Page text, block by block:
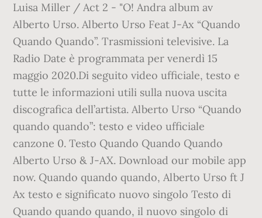
Luisa Miller / Act 2 - "O! Andra album av
Alberto Urso. Alberto Urso Feat J-Ax “Quando
Quando Quando”. Trasmissioni televisive. La
Radio Date è programmata per venerdì 15
maggio 2020.Di seguito video ufficiale, testo e
tutte le informazioni utili sulla nuova uscita
discografica dell’artista. Alberto Urso “Quando
quando quando”: testo e video ufficiale
canzone 0. Testo Quando Quando Quando
Alberto Urso & J-AX. Download our mobile app
now. Quando quando quando, Alberto Urso ft J
Ax testo e significato nuovo singolo Testo di
Quando quando quando, il nuovo singolo di